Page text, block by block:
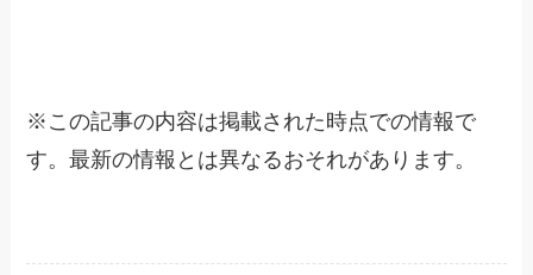
※ この記事の内容は掲載された時点での情報で
す。最新の情報とは異なるおそれがあります。